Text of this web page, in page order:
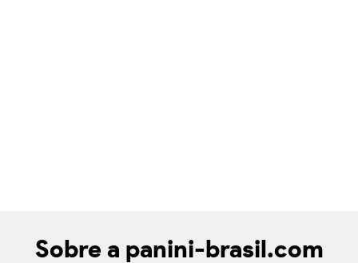
Sobre a panini-brasil.com